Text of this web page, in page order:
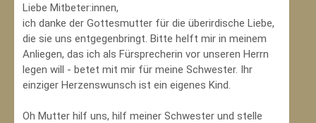
Liebe Mitbeter:innen,
ich danke der Gottesmutter für die überirdische Liebe,
die sie uns entgegenbringt. Bitte helft mir in meinem
Anliegen, das ich als Fürsprecherin vor unseren Herrn
legen will - betet mit mir für meine Schwester. Ihr
einziger Herzenswunsch ist ein eigenes Kind.
Oh Mutter hilf uns, hilf meiner Schwester und stelle